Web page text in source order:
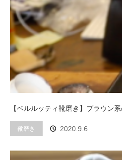
【ベルルッティ靴磨き】ブラウン
靴磨き 2020.9.6